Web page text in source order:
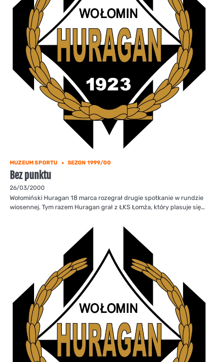
MUZEUM SPORTU SEZON 1999/00
Bez punktu
26/03/2000
Wołomiński Huragan 18 marca rozegrał drugie spotkanie w rundzie
wiosennej. Tym razem Huragan grał z ŁKS Łomża, który plasuje się…